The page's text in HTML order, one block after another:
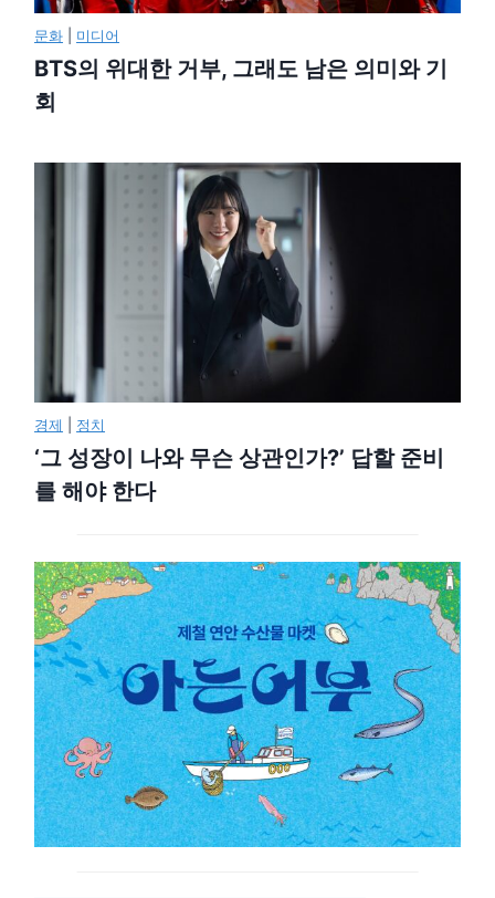
문화 미디어
BTS의 위대한 거부, 그래도 남은 의미와 기
회
경제 정치
‘그 성장이 나와 무슨 상관인가?’ 답할 준비
를 해야 한다